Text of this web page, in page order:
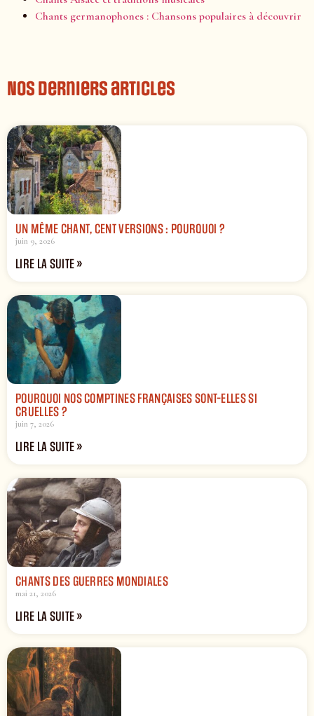
Chants germanophones : Chansons populaires à découvrir
Nos derniers articles
UN MÊME CHANT, CENT VERSIONS : POURQUOI ?
juin 9, 2026
LIRE LA SUITE »
POURQUOI NOS COMPTINES FRANÇAISES SONT-ELLES SI
CRUELLES ?
juin 7, 2026
LIRE LA SUITE »
CHANTS DES GUERRES MONDIALES
mai 21, 2026
LIRE LA SUITE »